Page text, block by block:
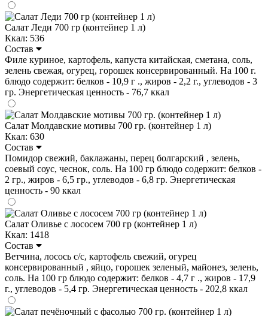
Салат Леди 700 гр (контейнер 1 л)
Ккал: 536
Состав
Филе куриное, картофель, капуста китайская, сметана, соль,
зелень свежая, огурец, горошек консервированный. На 100 г.
блюдо содержит: белков - 10,9 г ., жиров - 2,2 г., углеводов - 3
гр. Энергетическая ценность - 76,7 ккал
Салат Молдавские мотивы 700 гр. (контейнер 1 л)
Ккал: 630
Состав
Помидор свежий, баклажаны, перец болгарский , зелень,
соевый соус, чеснок, соль. На 100 гр блюдо содержит: белков -
2 гр., жиров - 6,5 гр., углеводов - 6,8 гр. Энергетическая
ценность - 90 ккал
Салат Оливье с лососем 700 гр (контейнер 1 л)
Ккал: 1418
Состав
Ветчина, лосось с/с, картофель свежий, огурец
консервированный , яйцо, горошек зеленый, майонез, зелень,
соль. На 100 гр блюдо содержит: белков - 4,7 г ., жиров - 17,9
г., углеводов - 5,4 гр. Энергетическая ценность - 202,8 ккал